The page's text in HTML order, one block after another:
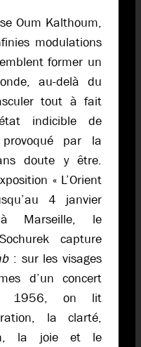
Oum Kalthoum,
modulations
former un
au-delà du
tout à fait
indicible de
par la
doute y être.
« L’Orient
4 janvier
Marseille, le
capture
: sur les visages
d’un concert
1956, on lit
la clarté,
la joie et le